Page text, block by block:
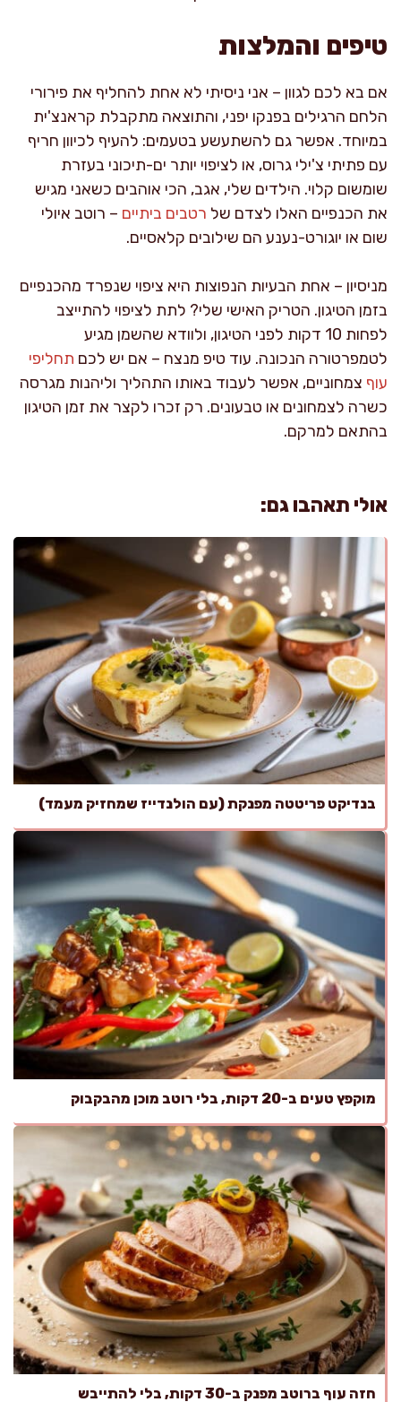
טיפים והמלצות
אם בא לכם לגוון – אני ניסיתי לא אחת להחליף את פירורי
הלחם הרגילים בפנקו יפני, והתוצאה מתקבלת קראנצ'ית
במיוחד. אפשר גם להשתעשע בטעמים: להעיף לכיוון חריף
עם פתיתי צ'ילי גרוס, או לציפוי יותר ים-תיכוני בעזרת
שומשום קלוי. הילדים שלי, אגב, הכי אוהבים כשאני מגיש
את הכנפיים האלו לצדם של רטבים ביתיים – רוטב איולי
שום או יוגורט-נענע הם שילובים קלאסיים.
מניסיון – אחת הבעיות הנפוצות היא ציפוי שנפרד מהכנפיים
בזמן הטיגון. הטריק האישי שלי? לתת לציפוי להתייצב
לפחות 10 דקות לפני הטיגון, ולוודא שהשמן מגיע
לטמפרטורה הנכונה. עוד טיפ מנצח – אם יש לכם תחליפי
עוף צמחוניים, אפשר לעבוד באותו התהליך וליהנות מגרסה
כשרה לצמחונים או טבעונים. רק זכרו לקצר את זמן הטיגון
בהתאם למרקם.
אולי תאהבו גם:
בנדיקט פריטטה מפנקת (עם הולנדייז שמחזיק מעמד)
מוקפץ טעים ב-20 דקות, בלי רוטב מוכן מהבקבוק
חזה עוף ברוטב מפנק ב-30 דקות, בלי להתייבש